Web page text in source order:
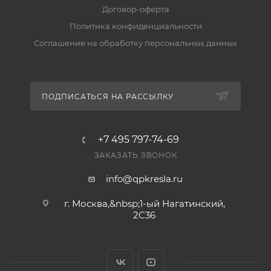
— транспортными компаниями (ПЭК, «Деловые
Линии», КИТ, «Байкал Сервис»). При наличии на
складе передаём заказ в транспортную компанию
Есть ли гарантия и возврат?
вернуть его можно по правилам магазина. Условия
— в разделе «Гарантия и возврат».
Договор-оферта
Политика конфиденциальности
Соглашение на обработку персональных данных
ПОДПИСАТЬСЯ НА РАССЫЛКУ
+7 495 797-74-69
ЗАКАЗАТЬ ЗВОНОК
info@qpkresla.ru
г. Москва,&nbsp;1-ый Нагатинский,
2C36